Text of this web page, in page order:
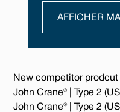
AFFICHER
New competitor prodcut
John Crane® | Type 2
John Crane® | Type 2